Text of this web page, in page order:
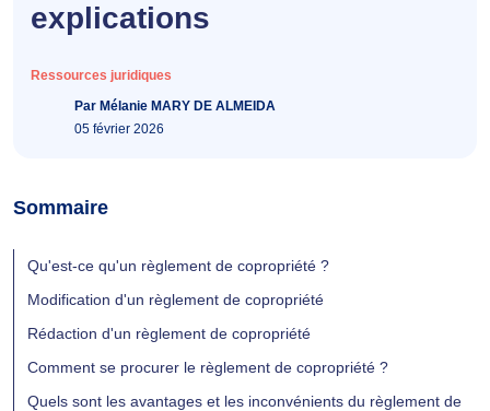
explications
Ressources juridiques
Par Mélanie MARY DE ALMEIDA
05 février 2026
Sommaire
Qu'est-ce qu'un règlement de copropriété ?
Modification d'un règlement de copropriété
Rédaction d'un règlement de copropriété
Comment se procurer le règlement de copropriété ?
Quels sont les avantages et les inconvénients du règlement de